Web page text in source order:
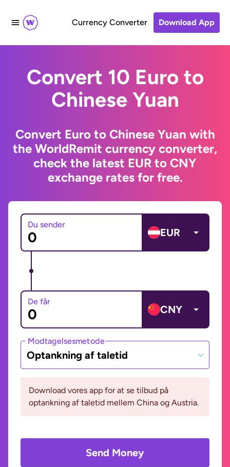
Currency Converter Download App
Convert 10 Euro to
Chinese Yuan
Convert Euro to Chinese Yuan with
the WorldRemit currency converter,
check the latest EUR to CNY
exchange rates for free.
Du sender
EUR
De får
CNY
Modtagelsesmetode
Optankning af taletid
Download vores app for at se tilbud på
optankning af taletid mellem China og Austria.
Send Money